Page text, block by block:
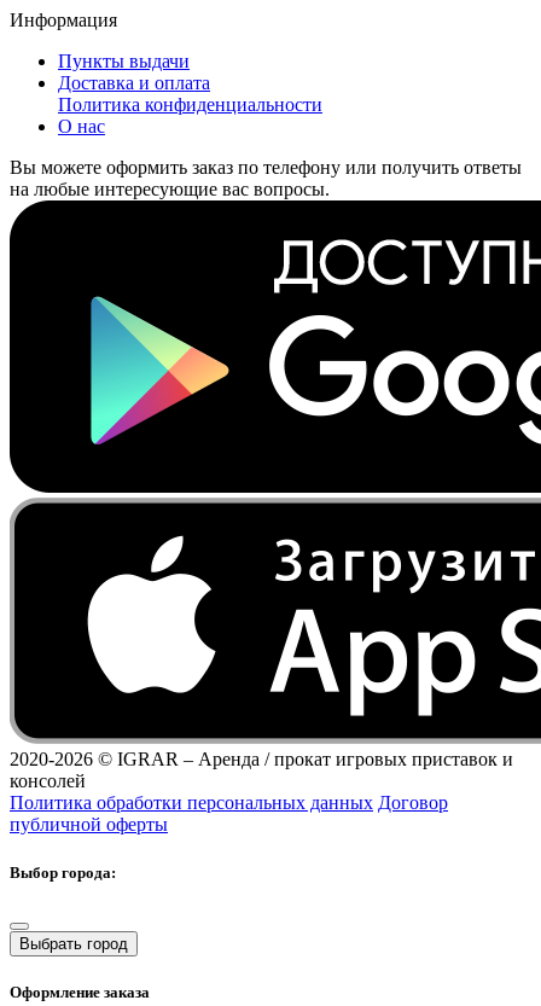
Информация
Пункты выдачи
Доставка и оплата
Политика конфиденциальности
О нас
Вы можете оформить заказ по телефону или получить ответы
на любые интересующие вас вопросы.
2020-2026 © IGRAR – Аренда / прокат игровых приставок и
консолей
Политика обработки персональных данных Договор
публичной оферты
Выбор города:
Выбрать город
Оформление заказа